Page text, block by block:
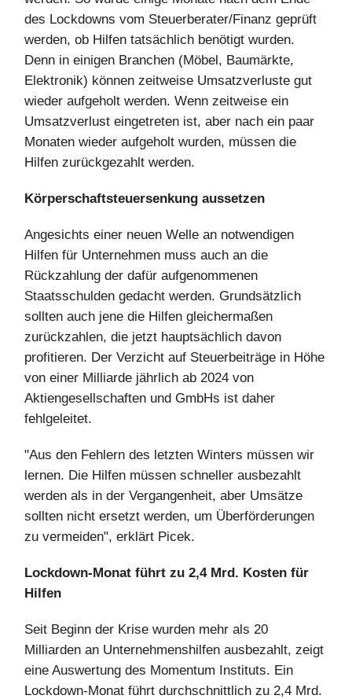
des Lockdowns vom Steuerberater/Finanz geprüft
werden, ob Hilfen tatsächlich benötigt wurden.
Denn in einigen Branchen (Möbel, Baumärkte,
Elektronik) können zeitweise Umsatzverluste gut
wieder aufgeholt werden. Wenn zeitweise ein
Umsatzverlust eingetreten ist, aber nach ein paar
Monaten wieder aufgeholt wurden, müssen die
Hilfen zurückgezahlt werden.
Körperschaftsteuersenkung aussetzen
Angesichts einer neuen Welle an notwendigen
Hilfen für Unternehmen muss auch an die
Rückzahlung der dafür aufgenommenen
Staatsschulden gedacht werden. Grundsätzlich
sollten auch jene die Hilfen gleichermaßen
zurückzahlen, die jetzt hauptsächlich davon
profitieren. Der Verzicht auf Steuerbeiträge in Höhe
von einer Milliarde jährlich ab 2024 von
Aktiengesellschaften und GmbHs ist daher
fehlgeleitet.
"Aus den Fehlern des letzten Winters müssen wir
lernen. Die Hilfen müssen schneller ausbezahlt
werden als in der Vergangenheit, aber Umsätze
sollten nicht ersetzt werden, um Überförderungen
zu vermeiden", erklärt Picek.
Lockdown-Monat führt zu 2,4 Mrd. Kosten für
Hilfen
Seit Beginn der Krise wurden mehr als 20
Milliarden an Unternehmenshilfen ausbezahlt, zeigt
eine Auswertung des Momentum Instituts. Ein
Lockdown-Monat führt durchschnittlich zu 2,4 Mrd.